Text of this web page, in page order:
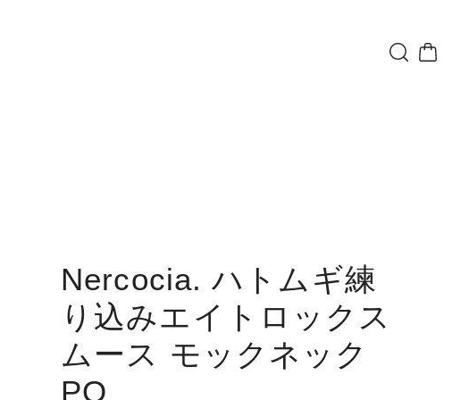
Nercocia. ハトムギ練
り込みエイトロックス
ムース モックネック
PO